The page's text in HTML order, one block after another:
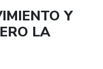
Y
LA